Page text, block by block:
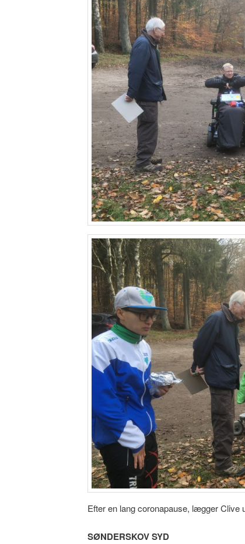
Efter en lang coronapause, lægger
SØNDERSKOV SYD